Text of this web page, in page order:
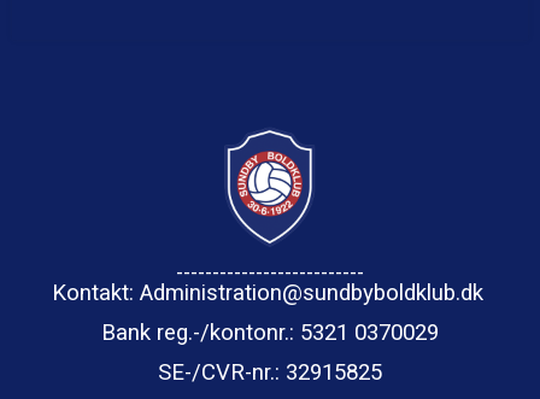
--------------------------
Kontakt: Administration@sundbyboldklub.dk
Bank reg.-/kontonr.: 5321 0370029
SE-/CVR-nr.: 32915825